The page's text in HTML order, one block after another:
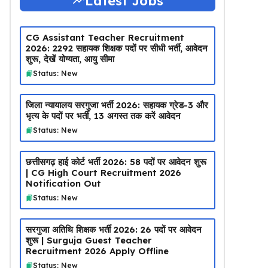
CG Assistant Teacher Recruitment
2026: 2292 सहायक शिक्षक पदों पर सीधी भर्ती, आवेदन
शुरू, देखें योग्यता, आयु सीमा
Status: New
जिला न्यायालय सरगुजा भर्ती 2026: सहायक ग्रेड-3 और
भृत्य के पदों पर भर्ती, 13 अगस्त तक करें आवेदन
Status: New
छत्तीसगढ़ हाई कोर्ट भर्ती 2026: 58 पदों पर आवेदन शुरू
| CG High Court Recruitment 2026
Notification Out
Status: New
सरगुजा अतिथि शिक्षक भर्ती 2026: 26 पदों पर आवेदन
शुरू | Surguja Guest Teacher
Recruitment 2026 Apply Offline
Status: New